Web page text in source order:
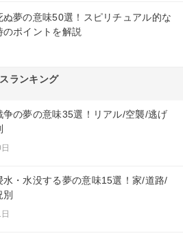
ぬ夢の意味50選！スピリチュアル的な
ポイントを解説
ランキング
争の夢の意味35選！リアル/空襲/逃げ
水・水没する夢の意味15選！家/道路/